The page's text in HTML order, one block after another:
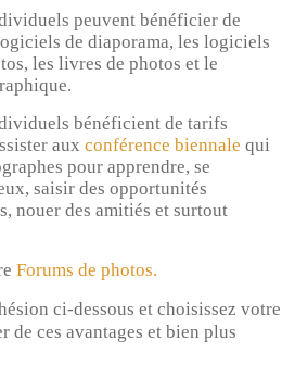
peuvent bénéficier de
de diaporama, les logiciels
les livres de photos et le
bénéficient de tarifs
aux conférence biennale qui
pour apprendre, se
saisir des opportunités
nouer des amitiés et surtout
Forums de photos.
ci-dessous et choisissez votre
de ces avantages et bien plus